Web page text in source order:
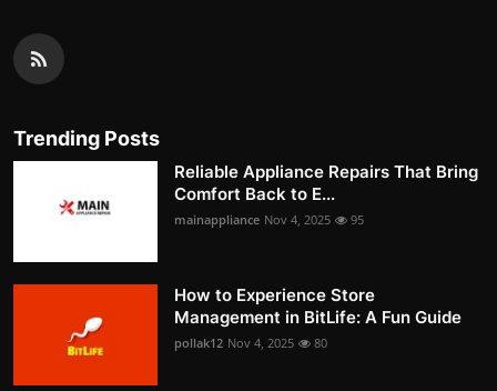
Trending Posts
Reliable Appliance Repairs That Bring
Comfort Back to E...
mainappliance Nov 4, 2025 95
How to Experience Store
Management in BitLife: A Fun Guide
pollak12 Nov 4, 2025 80